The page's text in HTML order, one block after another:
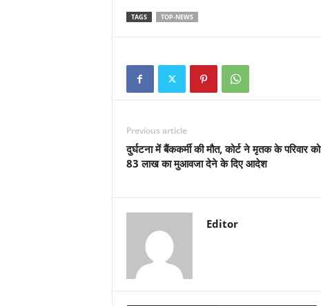
TAGS TOP-NEWS
Previous article
दुर्घटना में बैंककर्मी की मौत, कोर्ट ने मृतक के परिवार को
83 लाख का मुआवजा देने के दिए आदेश
Editor